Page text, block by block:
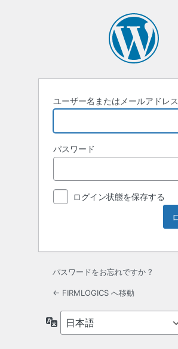
ユーザー名またはメールアドレス
パスワード
ログイン状態を保存する
パスワードをお忘れですか ?
← FIRMLOGICS へ移動
語